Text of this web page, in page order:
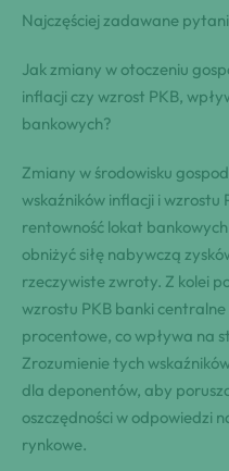
Najczęściej zadawane
Jak zmiany w otoczeniu
inflacji czy wzrost PKB,
bankowych?
Zmiany w środowisku
wskaźników inflacji i wzrostu
rentowność lokat
obniżyć siłę nabywczą
rzeczywiste zwroty. Z kolei
wzrostu PKB banki
procentowe, co wpływa na
Zrozumienie tych
dla deponentów, aby
oszczędności w odpowiedzi
rynkowe.